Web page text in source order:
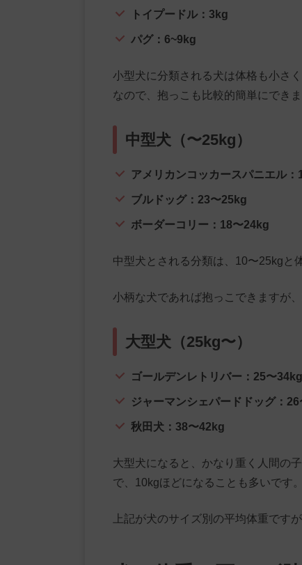
トイプードル：3kg
パグ：6~9kg
小型犬に分類される犬は体格も小さ
なので、抱っこも比較的簡単にできま
中型犬（〜25kg）
アメリカンコッカースパニエル：
ブルドッグ：23〜25kg
ボーダーコリー：18〜24kg
中型犬とされる分類は、10〜25kgと
小柄な犬であれば抱っこできますが
大型犬（25kg〜）
ゴールデンレトリバー：25〜34kg
ジャーマンシェパードドッグ：
秋田犬：38〜42kg
大型犬になると、かなり重く人間の
で、10kgほどになることも多いです。
上記が犬のサイズ別の平均体重です